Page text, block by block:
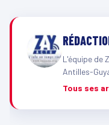
L'équipe de
Antilles-
Tous ses